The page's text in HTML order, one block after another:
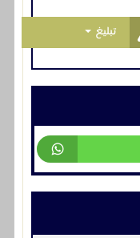
تبليغ Toggle Dropdown